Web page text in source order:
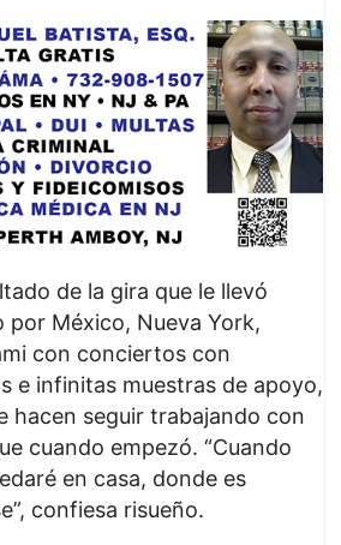
de la gira que le llevó
por México, Nueva York,
con conciertos con
e infinitas muestras de apoyo,
hacen seguir trabajando con
cuando empezó. “Cuando
en casa, donde es
confiesa risueño.